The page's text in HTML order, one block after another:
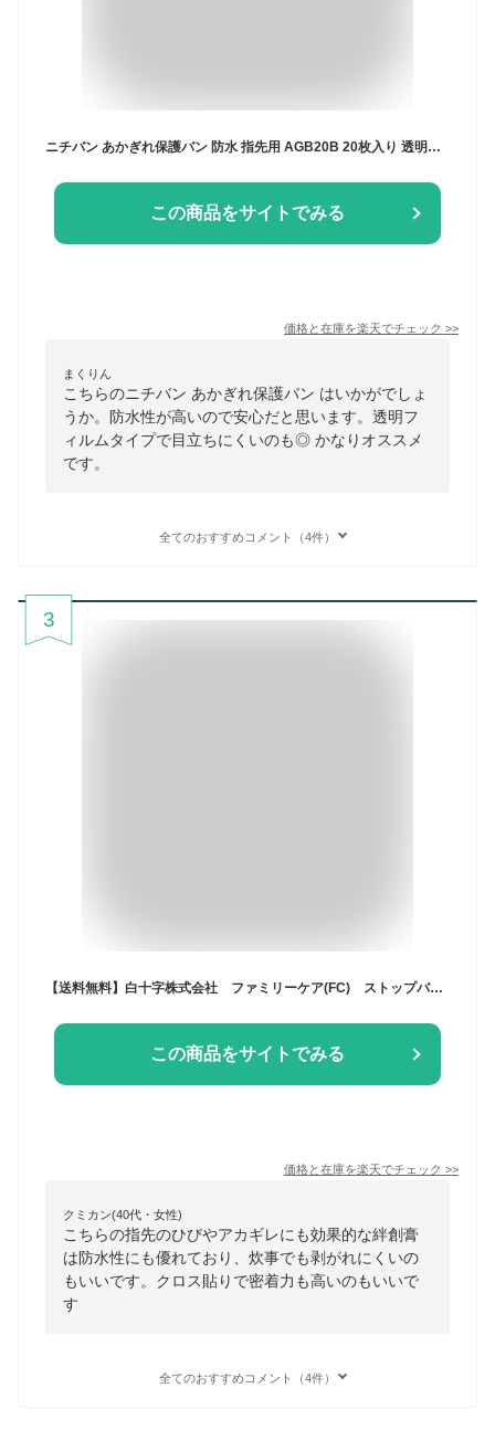
ニチバン あかぎれ保護バン 防水 指先用 AGB20B 20枚入り 透明フィルムタイプ 絆創膏 固定絆 あかぎれ 水仕事 入浴
この商品をサイトでみる
価格と在庫を楽天でチェック >>
まくりん
こちらのニチバン あかぎれ保護バン はいかがでしょ
うか。防水性が高いので安心だと思います。透明フ
ィルムタイプで目立ちにくいのも◎ かなりオススメ
です。
全てのおすすめコメント（4件）
3
【送料無料】白十字株式会社 ファミリーケア(FC) ストップバン クロスケア 防水 20枚入［22×72mm パッドなし］＜ひび・あかぎれに＞＜指先・関節 2way＞【一般医療機器】＜救急絆創膏＞【ドラッグピュア楽天市場店】【△】【▲1】【CPT】
この商品をサイトでみる
価格と在庫を楽天でチェック >>
クミカン(40代・女性)
こちらの指先のひびやアカギレにも効果的な絆創膏
は防水性にも優れており、炊事でも剥がれにくいの
もいいです。クロス貼りで密着力も高いのもいいで
す
全てのおすすめコメント（4件）